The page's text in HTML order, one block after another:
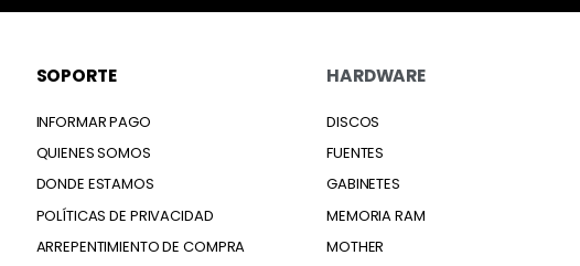
SOPORTE
INFORMAR PAGO
QUIENES SOMOS
DONDE ESTAMOS
POLÍTICAS DE PRIVACIDAD
ARREPENTIMIENTO DE COMPRA
HARDWARE
DISCOS
FUENTES
GABINETES
MEMORIA RAM
MOTHER